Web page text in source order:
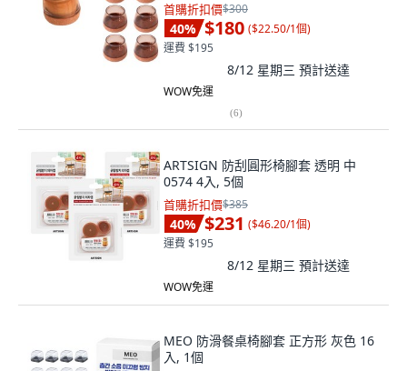
首購折扣價$300
40% $180 ($22.50/1個)
運費 $195
8/12 星期三 預計送達
WOW免運
(6)
ARTSIGN 防刮圓形椅腳套 透明 中
0574 4入, 5個
首購折扣價$385
40% $231 ($46.20/1個)
運費 $195
8/12 星期三 預計送達
WOW免運
MEO 防滑餐桌椅腳套 正方形 灰色 16
入, 1個